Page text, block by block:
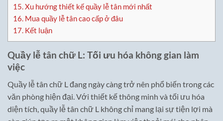
15.Xu hướng thiết kế quầy lễ tân mới nhất
16. Mua quầy lễ tân cao cấp ở đâu
17. Kết luận
Quầy lễ tân chữ L: Tối ưu hóa không gian làm
việc
Quầy lễ tân chữ L đang ngày càng trở nên phổ biến trong các
văn phòng hiện đại. Với thiết kế thông minh và tối ưu hóa
diện tích, quầy lễ tân chữ L không chỉ mang lại sự tiện lợi mà